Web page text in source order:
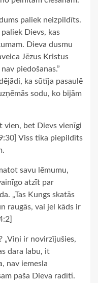
paliek neizpildīts.
Dievs, kas
Dieva dusmu
Jēzus Kristus
piedošanas.”
ka sūtīja pasaulē
sodu, ko bijām
vien, bet Dievs vienīgi
Viss tika piepildīts
savu lēmumu,
atzīt par
„Tas Kungs skatās
raugās, vai jel kāds ir
„Viņi ir novirzījušies,
dara labu, it
nav iemesla
paša Dieva radīti.